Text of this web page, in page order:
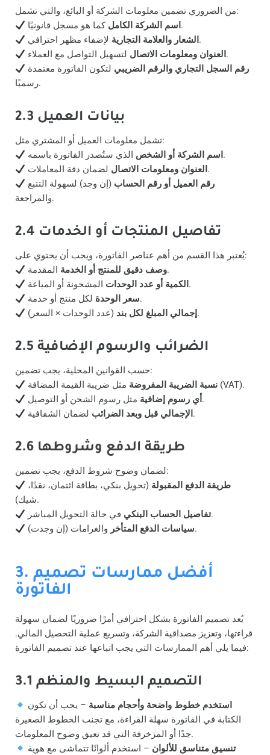
من الضروري تضمين معلومات الشركة أو البائع، والتي تشمل:
اسم الشركة الكامل كما هو مسجل قانونيًا.
الشعار والعلامة التجارية لإضفاء مظهر احترافي.
العنوان ومعلومات الاتصال لتسهيل التواصل مع العملاء.
رقم السجل التجاري والرقم الضريبي لتكون الفاتورة معتمدة
رسميًا.
2.3 بيانات العميل
تشمل معلومات العميل أو المشتري مثل:
اسم الشركة أو الشخص الذي ستُصدر الفاتورة باسمه.
العنوان ومعلومات الاتصال لضمان دقة المعاملات.
رقم العميل أو رقم الحساب (إن وجد) لسهولة التتبع
والمراجعة.
2.4 تفاصيل المنتجات أو الخدمات
يُعتبر هذا القسم من أهم عناصر الفاتورة، ويجب أن يحتوي على:
وصف دقيق للمنتج أو الخدمةالمقدمة.
الكمية أو عدد الوحدات المشحونة أو المباعة.
سعر الوحدةلكل منتج أو خدمة.
إجمالي المبلغ لكل بند(عدد الوحدات × السعر).
2.5 الضرائب والرسوم الإضافية
حسب القوانين المحلية، يجب تضمين:
نسبة الضريبة المفروضة مثل ضريبة القيمة المضافة (VAT).
أي رسوم إضافيةمثل رسوم الشحن أو التوصيل.
الإجمالي قبل وبعد الضرائب لضمان الشفافية.
2.6 طريقة الدفع وشروطها
لضمان وضوح شروط الدفع، يجب تضمين:
طريقة الدفع المقبولة (تحويل بنكي، بطاقة ائتمان، نقدًا،
شيك).
تفاصيل الحساب البنكيفي حالة التحويل المباشر.
سياسات الدفع المتأخروالغرامات (إن وجدت).
3. أفضل ممارسات تصميم
الفاتورة
يُعد تصميم الفاتورة بشكل احترافي أمرًا ضروريًا لضمان سهولة
قراءتها، وتعزيز مصداقية الشركة، وتسريع عملية التحصيل المالي.
فيما يلي أهم الممارسات التي يجب اتباعها عند تصميم الفاتورة:
3.1 التصميم البسيط والمنظم
استخدم خطوط واضحة وأحجام مناسبة – يجب أن تكون
الكتابة في الفاتورة سهلة القراءة، مع تجنب الخطوط الصغيرة
جدًا أو المزخرفة التي قد تعيق وضوح المعلومات.
تنسيق متناسق للألوان – استخدم ألوانًا تتماشى مع هوية